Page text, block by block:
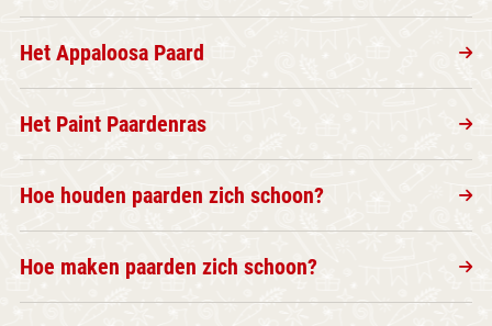
Het Appaloosa Paard
Het Paint Paardenras
Hoe houden paarden zich schoon?
Hoe maken paarden zich schoon?